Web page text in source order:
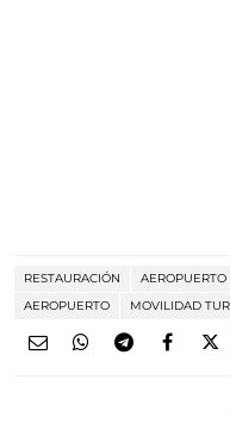
RESTAURACIÓN
AEROPUERTO
MOVILIDAD